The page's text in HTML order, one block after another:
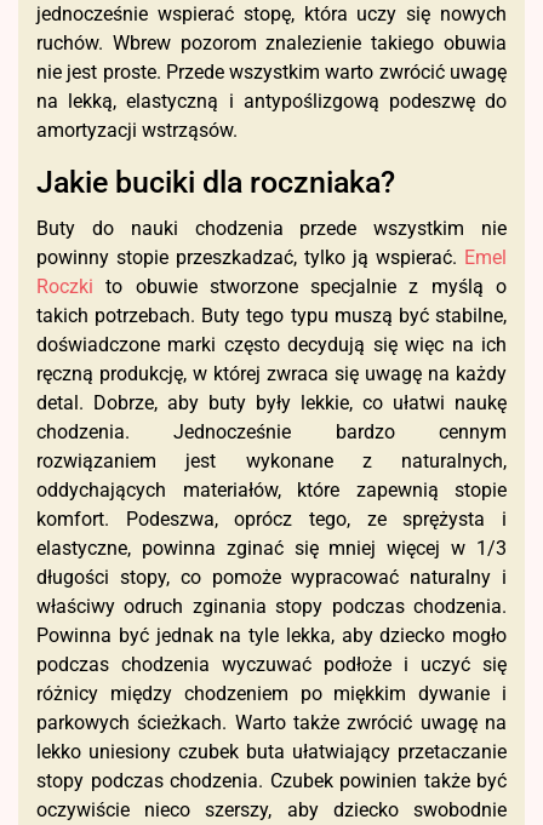
jednocześnie wspierać stopę, która uczy się nowych
ruchów. Wbrew pozorom znalezienie takiego obuwia
nie jest proste. Przede wszystkim warto zwrócić uwagę
na lekką, elastyczną i antypoślizgową podeszwę do
amortyzacji wstrząsów.
Jakie buciki dla roczniaka?
Buty do nauki chodzenia przede wszystkim nie
powinny stopie przeszkadzać, tylko ją wspierać. Emel
Roczki to obuwie stworzone specjalnie z myślą o
takich potrzebach. Buty tego typu muszą być stabilne,
doświadczone marki często decydują się więc na ich
ręczną produkcję, w której zwraca się uwagę na każdy
detal. Dobrze, aby buty były lekkie, co ułatwi naukę
chodzenia. Jednocześnie bardzo cennym
rozwiązaniem jest wykonane z naturalnych,
oddychających materiałów, które zapewnią stopie
komfort. Podeszwa, oprócz tego, ze sprężysta i
elastyczne, powinna zginać się mniej więcej w 1/3
długości stopy, co pomoże wypracować naturalny i
właściwy odruch zginania stopy podczas chodzenia.
Powinna być jednak na tyle lekka, aby dziecko mogło
podczas chodzenia wyczuwać podłoże i uczyć się
różnicy między chodzeniem po miękkim dywanie i
parkowych ścieżkach. Warto także zwrócić uwagę na
lekko uniesiony czubek buta ułatwiający przetaczanie
stopy podczas chodzenia. Czubek powinien także być
oczywiście nieco szerszy, aby dziecko swobodnie